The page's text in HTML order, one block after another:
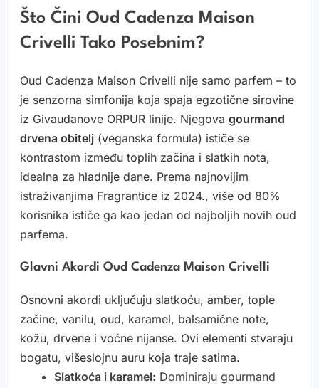
Što Čini Oud Cadenza Maison
Crivelli Tako Posebnim?
Oud Cadenza Maison Crivelli nije samo parfem – to
je senzorna simfonija koja spaja egzotične sirovine
iz Givaudanove ORPUR linije. Njegova gourmand
drvena obitelj (veganska formula) ističe se
kontrastom između toplih začina i slatkih nota,
idealna za hladnije dane. Prema najnovijim
istraživanjima Fragrantice iz 2024., više od 80%
korisnika ističe ga kao jedan od najboljih novih oud
parfema.
Glavni Akordi Oud Cadenza Maison Crivelli
Osnovni akordi uključuju slatkoću, amber, tople
začine, vanilu, oud, karamel, balsamične note,
kožu, drvene i voćne nijanse. Ovi elementi stvaraju
bogatu, višeslojnu auru koja traje satima.
Slatkoća i karamel: Dominiraju gourmand